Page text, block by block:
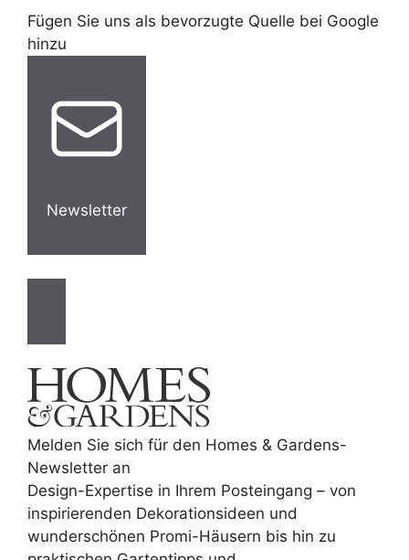
Fügen Sie uns als bevorzugte Quelle bei Google
hinzu
Newsletter
Melden Sie sich für den Homes & Gardens-
Newsletter an
Design-Expertise in Ihrem Posteingang – von
inspirierenden Dekorationsideen und
wunderschönen Promi-Häusern bis hin zu